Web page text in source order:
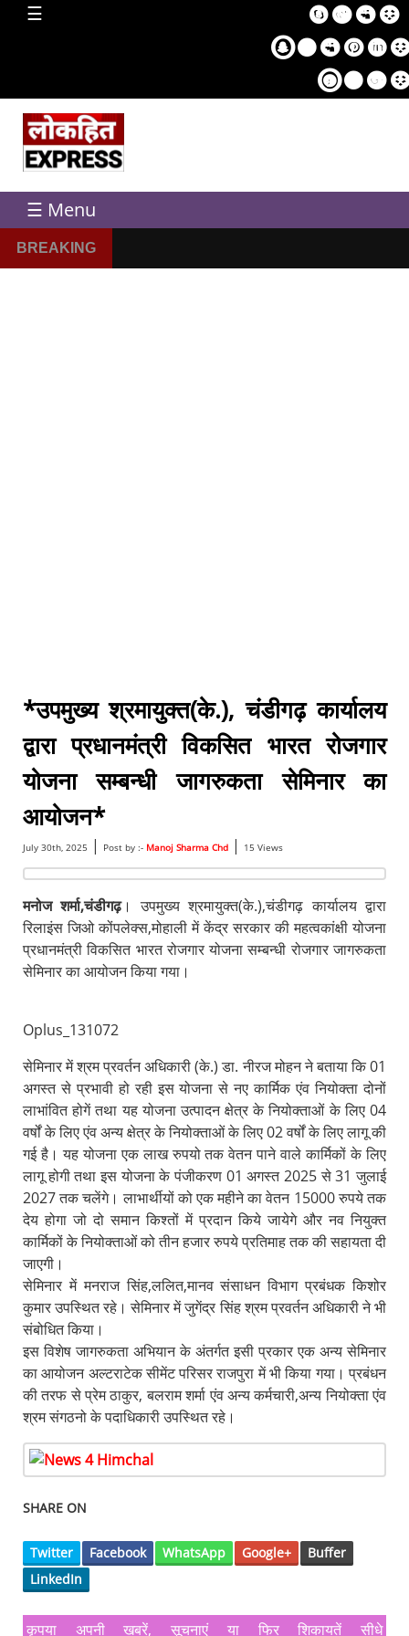
☰
home
☰ Menu
BREAKING
*उपमुख्य श्रमायुक्त(के.), चंडीगढ़ कार्यालय
द्वारा प्रधानमंत्री विकसित भारत रोजगार
योजना सम्बन्धी जागरुकता सेमिनार का
आयोजन*
July 30th, 2025 | Post by :- Manoj Sharma Chd| 15 Views
मनोज शर्मा,चंडीगढ़। उपमुख्य श्रमायुक्त(के.),चंडीगढ़ कार्यालय द्वारा
रिलाइंस जिओ कोंपलेक्स,मोहाली में केंद्र सरकार की महत्वकांक्षी योजना
प्रधानमंत्री विकसित भारत रोजगार योजना सम्बन्धी रोजगार जागरुकता
सेमिनार का आयोजन किया गया।
Oplus_131072
सेमिनार में श्रम प्रवर्तन अधिकारी (के.) डा. नीरज मोहन ने बताया कि 01
अगस्त से प्रभावी हो रही इस योजना से नए कार्मिक एंव नियोक्ता दोनों
लाभांवित होगें तथा यह योजना उत्पादन क्षेत्र के नियोक्ताओं के लिए 04
वर्षों के लिए एंव अन्य क्षेत्र के नियोक्ताओं के लिए 02 वर्षों के लिए लागू की
गई है। यह योजना एक लाख रुपयो तक वेतन पाने वाले कार्मिकों के लिए
लागू होगी तथा इस योजना के पंजीकरण 01 अगस्त 2025 से 31 जुलाई
2027 तक चलेंगे। लाभार्थीयों को एक महीने का वेतन 15000 रुपये तक
देय होगा जो दो समान किश्तों में प्रदान किये जायेगे और नव नियुक्त
कार्मिकों के नियोक्ताओं को तीन हजार रुपये प्रतिमाह तक की सहायता दी
जाएगी।
सेमिनार में मनराज सिंह,ललित,मानव संसाधन विभाग प्रबंधक किशोर
कुमार उपस्थित रहे। सेमिनार में जुगेंद्र सिंह श्रम प्रवर्तन अधिकारी ने भी
संबोधित किया।
इस विशेष जागरुकता अभियान के अंतर्गत इसी प्रकार एक अन्य सेमिनार
का आयोजन अल्टराटेक सीमेंट परिसर राजपुरा में भी किया गया। प्रबंधन
की तरफ से प्रेम ठाकुर, बलराम शर्मा एंव अन्य कर्मचारी,अन्य नियोक्ता एंव
श्रम संगठनो के पदाधिकारी उपस्थित रहे।
SHARE ON
Twitter Facebook WhatsApp Google+
Buffer
LinkedIn
कृपया अपनी खबरें, सूचनाएं या फिर शिकायतें सीधे